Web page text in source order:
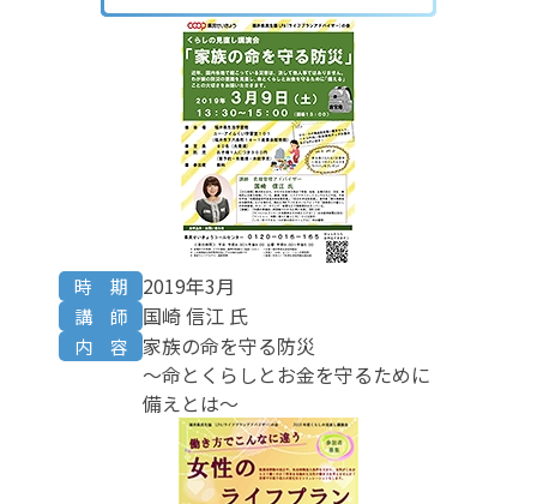
時 期 2019年3月
講 師 国崎 信江 氏
内 容
家族の命を守る防災
～命とくらしとお金を守るために
備えとは～